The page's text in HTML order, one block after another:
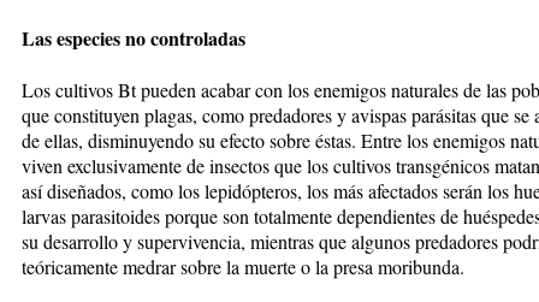
Las especies no controladas
Los culti­vos Bt pueden acabar con los ene­migos naturales de las
que constituyen plagas, como preda­do­res y avispas parásitas que se
de ellas, disminuyendo su efec­to sobre éstas. En­tre los enemigos
viven exclusivamente de insectos que los cul­tivos transgéni­cos
así diseñados, co­mo los lepidópteros, los más afectados serán los
larvas parasitoides porque son totalmente depen­dien­tes de
su de­sarrollo y supervivencia, mien­tras que algunos predadores
teóricamente medrar sobre la muerte o la pre­sa moribunda.